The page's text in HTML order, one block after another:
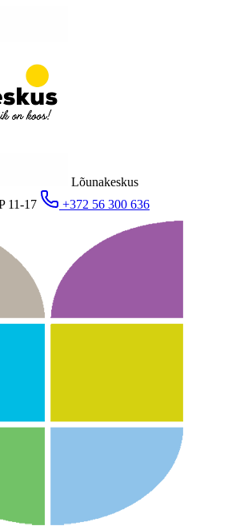
Lõunakeskus
11-17
+372 56 300 636